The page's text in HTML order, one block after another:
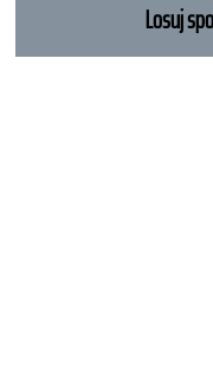
Losuj